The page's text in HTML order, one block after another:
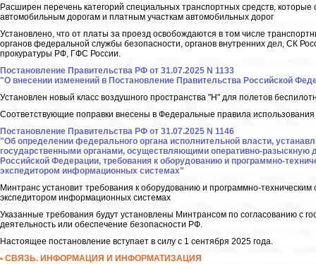
Расширен перечень категорий специальных транспортных средств,
автомобильным дорогам и платным участкам автомобильных дорог
Установлено, что от платы за проезд освобождаются в том числе
органов федеральной службы безопасности, органов внутренних дел, СК
прокуратуры РФ, ГФС России.
Постановление Правительства РФ от 31.07.2025 N 1133
"О внесении изменений в Постановление Правительства Российской
Установлен новый класс воздушного пространства "Н" для полетов
Соответствующие поправки внесены в Федеральные правила
Постановление Правительства РФ от 31.07.2025 N 1146
"Об определении федерального органа исполнительной власти,
государственными органами, осуществляющими оперативно-разыскную
Российской Федерации, требования к оборудованию и программно-
экспедитором информационных системах"
Минтранс установит требования к оборудованию и программно-
экспедитором информационных системах
Указанные требования будут установлены Минтрансом по согласованию с
деятельность или обеспечение безопасности РФ.
Настоящее постановление вступает в силу с 1 сентября 2025 года.
• СВЯЗЬ. ИНФОРМАЦИЯ И ИНФОРМАТИЗАЦИЯ